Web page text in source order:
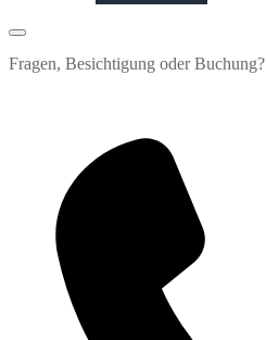
Fragen, Besichtigung oder Buchung?